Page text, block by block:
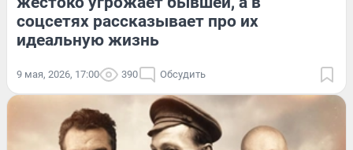
соцсетях рассказывает про их
идеальную жизнь
9 мая, 2026, 17:00 390 Обсудить